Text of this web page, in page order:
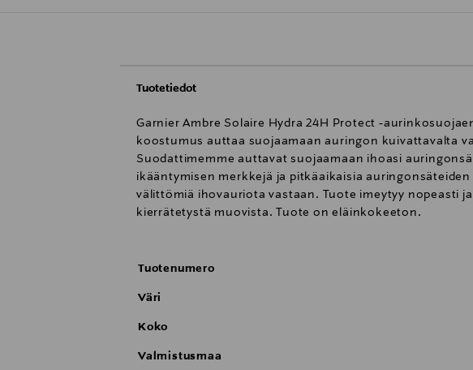
Tuotetiedot
Garnier Ambre Solaire Hydra 24H Protect -
koostumus auttaa suojaamaan auringon kuivattavalta
Suodattimemme auttavat suojaamaan ihoasi
ikääntymisen merkkejä ja pitkäaikaisia
välittömiä ihovauriota vastaan. Tuote imeytyy nopeasti
kierrätetystä muovista. Tuote on eläinkokeeton.
Tuotenumero
Väri
Koko
Valmistusmaa